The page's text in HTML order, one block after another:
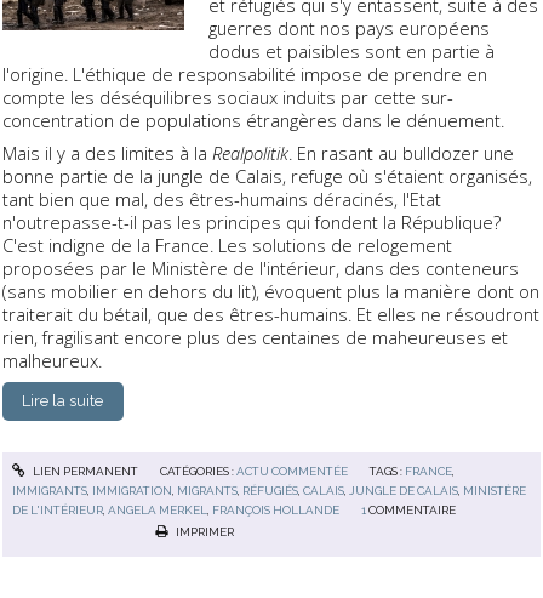
guerres dont nos pays européens
dodus et paisibles sont en partie à
l'origine. L'éthique de responsabilité impose de prendre en
compte les déséquilibres sociaux induits par cette sur-
concentration de populations étrangères dans le dénuement.
Mais il y a des limites à la Realpolitik . En rasant au bulldozer une
bonne partie de la jungle de Calais, refuge où s'étaient organisés,
tant bien que mal, des êtres-humains déracinés, l'Etat
n'outrepasse-t-il pas les principes qui fondent la République?
C'est indigne de la France. Les solutions de relogement
proposées par le Ministère de l'intérieur, dans des conteneurs
(sans mobilier en dehors du lit), évoquent plus la manière dont on
traiterait du bétail, que des êtres-humains. Et elles ne résoudront
rien, fragilisant encore plus des centaines de maheureuses et
malheureux.
Lire la suite
LIEN PERMANENT CATÉGORIES :ACTU COMMENTÉE TAGS : FRANCE
IMMIGRANTS IMMIGRATION MIGRANTS RÉFUGIÉS ,CALAIS JUNGLE DE CALAIS MINISTÈRE
DE L'INTÉRIEUR ,ANGELA MERKEL FRANÇOIS HOLLANDE 1 COMMENTAIRE
IMPRIMER